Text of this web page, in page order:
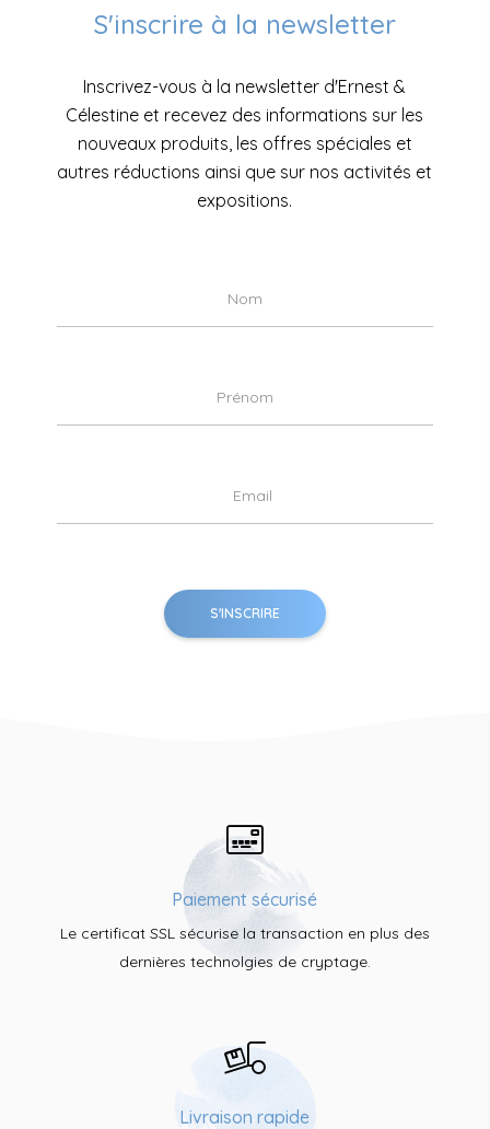
S'inscrire à la newsletter
Inscrivez-vous à la newsletter d'Ernest &
Célestine et recevez des informations sur les
nouveaux produits, les offres spéciales et
autres réductions ainsi que sur nos activités et
expositions.
Paiement sécurisé
Le certificat SSL sécurise la transaction en plus des
dernières technolgies de cryptage.
Livraison rapide